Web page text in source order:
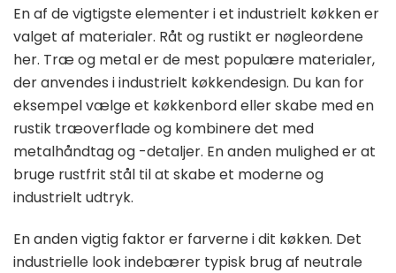
En af de vigtigste elementer i et industrielt køkken er
valget af materialer. Råt og rustikt er nøgleordene
her. Træ og metal er de mest populære materialer,
der anvendes i industrielt køkkendesign. Du kan for
eksempel vælge et køkkenbord eller skabe med en
rustik træoverflade og kombinere det med
metalhåndtag og -detaljer. En anden mulighed er at
bruge rustfrit stål til at skabe et moderne og
industrielt udtryk.
En anden vigtig faktor er farverne i dit køkken. Det
industrielle look indebærer typisk brug af neutrale